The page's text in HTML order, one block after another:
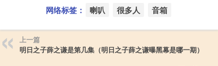
网络标签： 喇叭 很多人 音箱
上一篇
明日之子薛之谦是第几集（明日之子薛之谦曝黑幕是哪一期）